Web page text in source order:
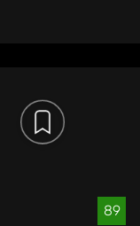
89